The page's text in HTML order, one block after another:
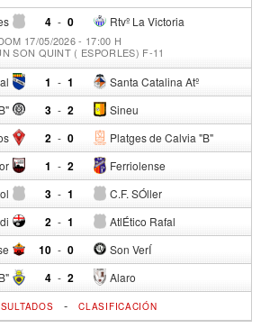
4 - Rtvº La Victoria
0
17/05/2026 - 17:00 H
SON QUINT ( ESPORLES) F-11
1 - Santa Catalina Atº
1
3 - Sineu
2
2 - Platges de Calvia "B"
0
1 - Ferriolense
2
3 - C.F. SÓller
1
2 - AtlÉtico Rafal
1
10 - Son VerÍ
0
4 - Alaro
2
-CLASIFICACIÓN